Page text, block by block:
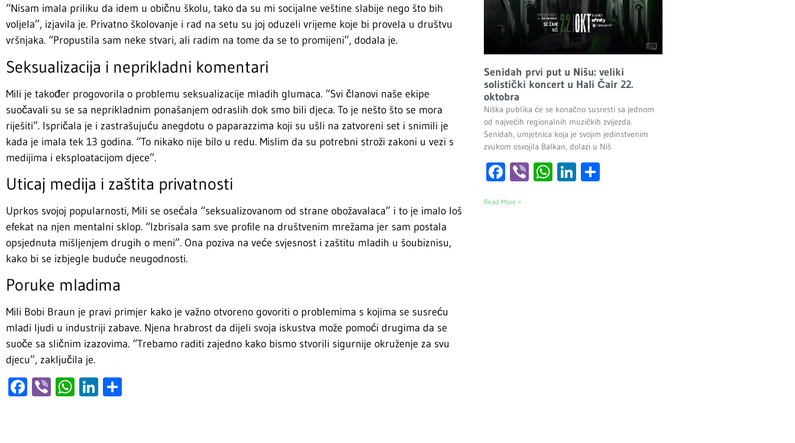
“Nisam imala priliku da idem u običnu školu, tako da su mi socijalne veštine slabije nego što bih
voljela”, izjavila je. Privatno školovanje i rad na setu su joj oduzeli vrijeme koje bi provela u društvu
vršnjaka. “Propustila sam neke stvari, ali radim na tome da se to promijeni”, dodala je.
Seksualizacija i neprikladni komentari
Mili je također progovorila o problemu seksualizacije mladih glumaca. “Svi članovi naše ekipe
suočavali su se sa neprikladnim ponašanjem odraslih dok smo bili djeca. To je nešto što se mora
riješiti”. Ispričala je i zastrašujuću anegdotu o paparazzima koji su ušli na zatvoreni set i snimili je
kada je imala tek 13 godina. “To nikako nije bilo u redu. Mislim da su potrebni stroži zakoni u vezi s
medijima i eksploatacijom djece”.
Uticaj medija i zaštita privatnosti
Uprkos svojoj popularnosti, Mili se osećala “seksualizovanom od strane obožavalaca” i to je imalo loš
efekat na njen mentalni sklop. “Izbrisala sam sve profile na društvenim mrežama jer sam postala
opsjednuta mišljenjem drugih o meni”. Ona poziva na veće svjesnost i zaštitu mladih u šoubiznisu,
kako bi se izbjegle buduće neugodnosti.
Poruke mladima
Mili Bobi Braun je pravi primjer kako je važno otvoreno govoriti o problemima s kojima se susreću
mladi ljudi u industriji zabave. Njena hrabrost da dijeli svoja iskustva može pomoći drugima da se
suoče sa sličnim izazovima. “Trebamo raditi zajedno kako bismo stvorili sigurnije okruženje za svu
djecu”, zaključila je.
Facebook
ViberWhatsApp
LinkedIn
Senidah prvi put u Nišu: veliki
solistički koncert u Hali Čair 22.
oktobra
Niška publika će se konačno susresti sa jednom
od najvećih regionalnih muzičkih zvijezda.
Senidah, umjetnica koja je svojim jedinstvenim
zvukom osvojila Balkan, dolazi u Niš
Facebook
ViberWhatsApp
LinkedIn
Read More »